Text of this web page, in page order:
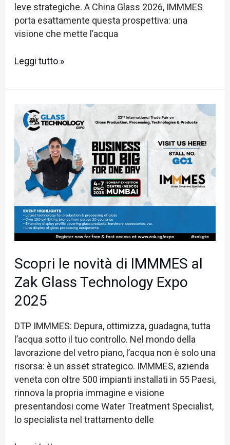
leve strategiche. A China Glass 2026, IMMMES
porta esattamente questa prospettiva: una
visione che mette l’acqua
Leggi tutto »
Scopri le novità di IMMMES al
Zak Glass Technology Expo
2025
DTP IMMMES: Depura, ottimizza, guadagna, tutta
l’acqua sotto il tuo controllo. Nel mondo della
lavorazione del vetro piano, l’acqua non è solo una
risorsa: è un asset strategico. IMMMES, azienda
veneta con oltre 500 impianti installati in 55 Paesi,
rinnova la propria immagine e visione
presentandosi come Water Treatment Specialist,
lo specialista nel trattamento delle
Scopri
novità
di
IMMMES
Zak
Glass
Technology
Expo
2025